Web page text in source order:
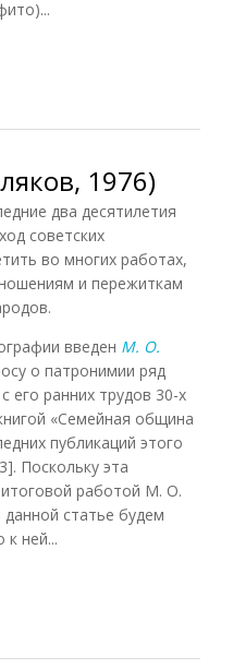
1976)
два десятилетия
советских
во многих работах,
и пережиткам
введен М. О.
о патронимии ряд
его ранних трудов 30-х
«Семейная община
публикаций этого
Поскольку эта
работой М. О.
статье будем
к ней...